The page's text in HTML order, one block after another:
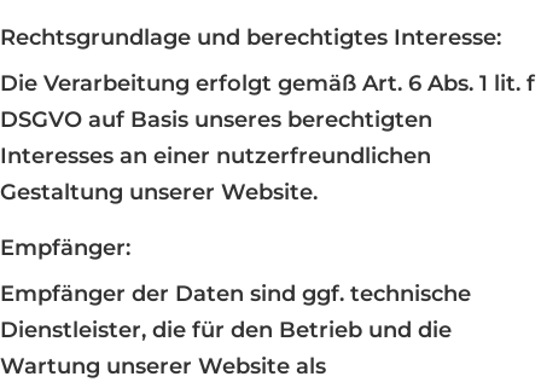
Rechtsgrundlage und berechtigtes Interesse:
Die Verarbeitung erfolgt gemäß Art. 6 Abs. 1 lit. f
DSGVO auf Basis unseres berechtigten
Interesses an einer nutzerfreundlichen
Gestaltung unserer Website.
Empfänger:
Empfänger der Daten sind ggf. technische
Dienstleister, die für den Betrieb und die
Wartung unserer Website als